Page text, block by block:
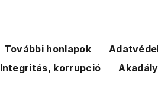
További honlapok
Integritás, korrupció